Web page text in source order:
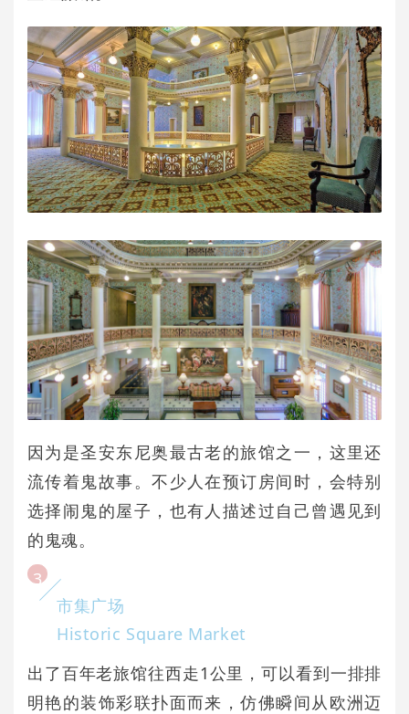
因为是圣安东尼奥最古老的旅馆之一，这里还
流传着鬼故事。不少人在预订房间时，会特别
选择闹鬼的屋子，也有人描述过自己曾遇见到
的鬼魂。
3
市集广场
Historic Square Market
出了百年老旅馆往西走1公里，可以看到一排排
明艳的装饰彩联扑面而来，仿佛瞬间从欧洲迈